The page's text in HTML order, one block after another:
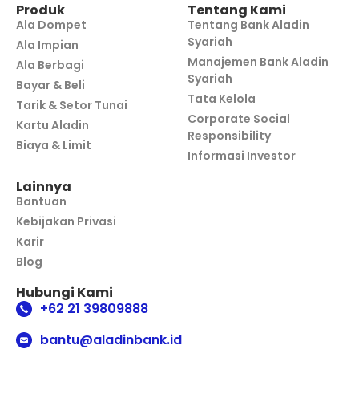
Produk
Ala Dompet
Ala Impian
Ala Berbagi
Bayar & Beli
Tarik & Setor Tunai
Kartu Aladin
Biaya & Limit
Tentang Kami
Tentang Bank Aladin
Syariah
Manajemen Bank Aladin
Syariah
Tata Kelola
Corporate Social
Responsibility
Informasi Investor
Lainnya
Bantuan
Kebijakan Privasi
Karir
Blog
Hubungi Kami
+62 21 39809888
bantu@aladinbank.id